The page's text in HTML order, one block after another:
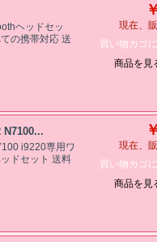
ヘッドセッ
の携帯対応 送
現在、
買い物カゴ
商品を見
i9220専用ワ
ドセット 送料
現在、
買い物カゴ
商品を見